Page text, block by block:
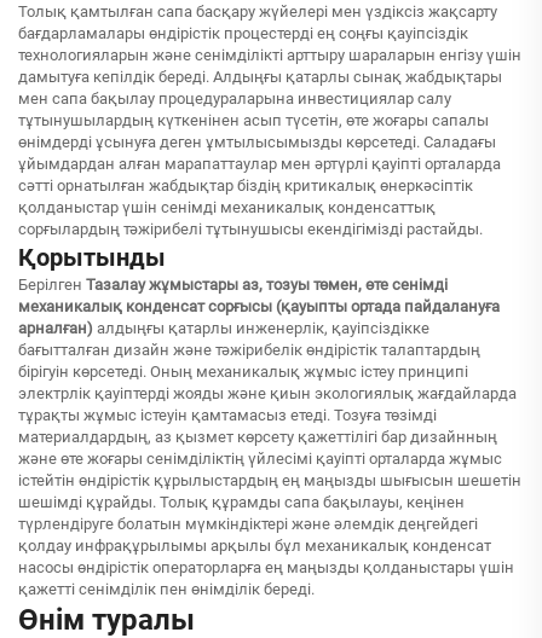
Толық қамтылған сапа басқару жүйелері мен үздіксіз жақсарту
бағдарламалары өндірістік процестерді ең соңғы қауіпсіздік
технологияларын және сенімділікті арттыру шараларын енгізу үшін
дамытуға кепілдік береді. Алдыңғы қатарлы сынақ жабдықтары
мен сапа бақылау процедураларына инвестициялар салу
тұтынушылардың күткенінен асып түсетін, өте жоғары сапалы
өнімдерді ұсынуға деген ұмтылысымызды көрсетеді. Саладағы
ұйымдардан алған марапаттаулар мен әртүрлі қауіпті орталарда
сәтті орнатылған жабдықтар біздің критикалық өнеркәсіптік
қолданыстар үшін сенімді механикалық конденсаттық
сорғылардың тәжірибелі тұтынушысы екендігімізді растайды.
Қорытынды
Берілген Тазалау жұмыстары аз, тозуы төмен, өте сенімді
механикалық конденсат сорғысы (қауыпты ортада пайдалануға
арналған) алдыңғы қатарлы инженерлік, қауіпсіздікке
бағытталған дизайн және тәжірибелік өндірістік талаптардың
бірігуін көрсетеді. Оның механикалық жұмыс істеу принципі
электрлік қауіптерді жояды және қиын экологиялық жағдайларда
тұрақты жұмыс істеуін қамтамасыз етеді. Тозуға төзімді
материалдардың, аз қызмет көрсету қажеттілігі бар дизайнның
және өте жоғары сенімділіктің үйлесімі қауіпті орталарда жұмыс
істейтін өндірістік құрылыстардың ең маңызды шығысын шешетін
шешімді құрайды. Толық құрамды сапа бақылауы, кеңінен
түрлендіруге болатын мүмкіндіктері және әлемдік деңгейдегі
қолдау инфрақұрылымы арқылы бұл механикалық конденсат
насосы өндірістік операторларға ең маңызды қолданыстары үшін
қажетті сенімділік пен өнімділік береді.
Өнім туралы